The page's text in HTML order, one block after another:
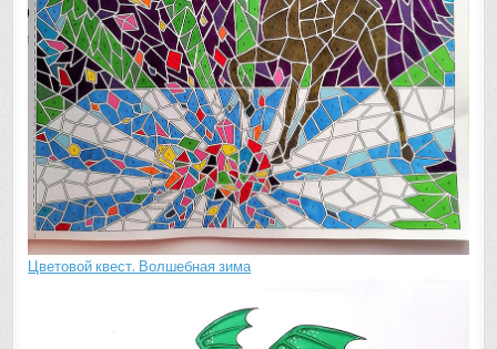
Цветовой квест. Волшебная зима